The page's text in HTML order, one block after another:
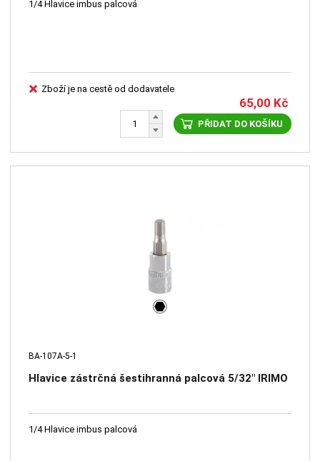
1/4 Hlavice imbus palcová
Zboží je na cestě od dodavatele
65,00 Kč
PŘIDAT DO KOŠÍKU
BA-107A-5-1
Hlavice zástrčná šestihranná palcová 5/32" IRIMO
1/4 Hlavice imbus palcová